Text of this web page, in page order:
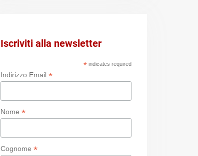
Iscriviti alla newsletter
* indicates required
Indirizzo Email*
Nome*
Cognome*